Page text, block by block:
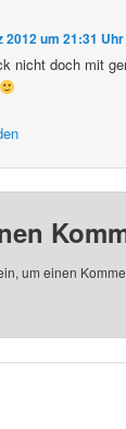
2012 um 21:31 Uhr
nicht doch mit
um einen